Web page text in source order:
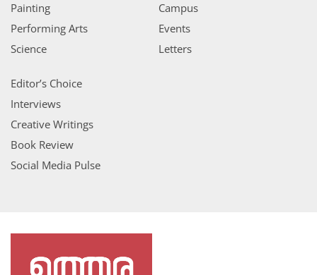
Painting
Performing Arts
Science
Campus
Events
Letters
Editor’s Choice
Interviews
Creative Writings
Book Review
Social Media Pulse